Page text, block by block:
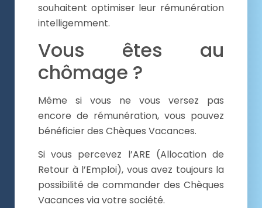
souhaitent optimiser leur rémunération
intelligemment.
Vous êtes au
chômage ?
Même si vous ne vous versez pas
encore de rémunération, vous pouvez
bénéficier des Chèques Vacances.
Si vous percevez l’ARE (Allocation de
Retour à l’Emploi), vous avez toujours la
possibilité de commander des Chèques
Vacances via votre société.